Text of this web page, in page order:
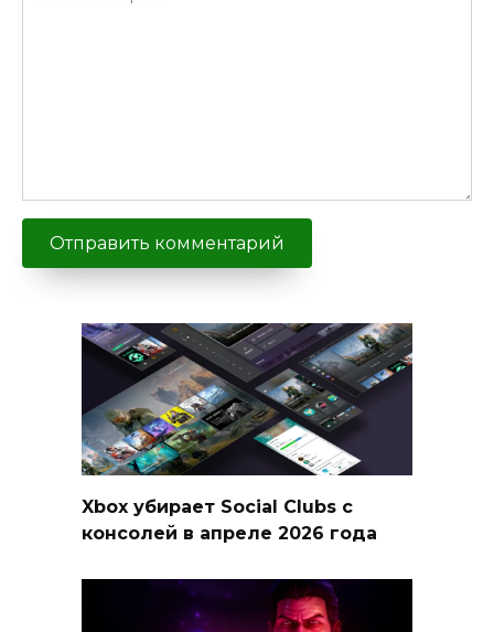
Xbox убирает Social Clubs с
консолей в апреле 2026 года